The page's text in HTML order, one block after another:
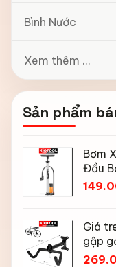
Bình Nước
Xem thêm ...
Sản phẩm
Bơm
Đầu
Đồng
Giá
gập
mũ